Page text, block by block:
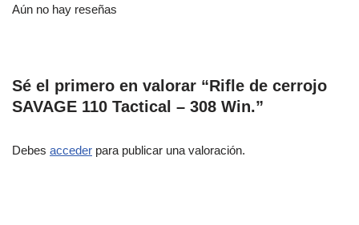
Aún no hay reseñas
Sé el primero en valorar “Rifle de cerrojo
SAVAGE 110 Tactical – 308 Win.”
Debes acceder para publicar una valoración.